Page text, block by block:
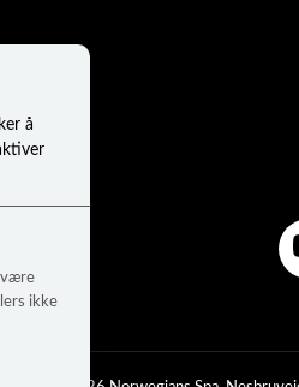
å
være
ikke